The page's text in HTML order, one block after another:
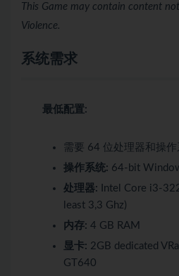
This Game may contain content
Violence.
系统需求
最低配置:
需要 64 位处理器和操作
操作系统: 64-bit
处理器: Intel Core i3-
least 3,3 Ghz)
内存: 4 GB RAM
显卡: 2GB dedicated
GT640